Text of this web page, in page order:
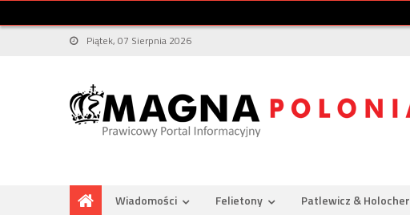
Piątek, 07 Sierpnia 2026
Wiadomości Felietony Patlewicz & Holocher